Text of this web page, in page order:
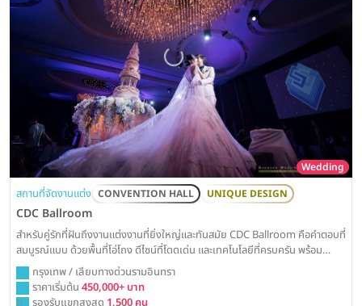
Wedding
สถานที่จัดงานแต่ง CONVENTION HALL UNIQUE DESIGN
CDC Ballroom
สำหรับคู่รักที่ฝันถึงงานแต่งงานที่ยิ่งใหญ่และทันสมัย CDC Ballroom คือคำตอบที่
สมบูรณ์แบบ ด้วยพื้นที่โอ่โถง ดีไซน์ที่โดดเด่น และเทคโนโลยีที่ครบครัน พร้อม
เนรมิตทุกจินตนาการของคุณให้เป็นจริงอย่างน่าประทับใจ
กรุงเทพ / เลียบทางด่วนรามอินทรา
ราคาเริ่มต้น 450,000+ บาท